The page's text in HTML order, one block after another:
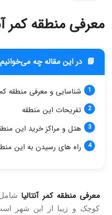
معرفی منطقه کمر
📘 در این مقاله چه
شناسایی و معرفی منطقه کمر
تفریحات این منطقه
هتل و مراکز خرید این
راه های رسیدن به این
معرفی منطقه کمر آنتالیا
کوچک و زیبا از این شهر